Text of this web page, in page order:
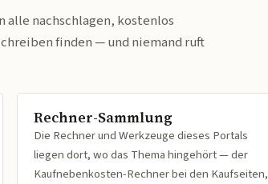
alle nachschlagen, kostenlos
finden — und niemand ruft
Rechner-Sammlung
Die Rechner und Werkzeuge dieses Portals
liegen dort, wo das Thema hingehört — der
Kaufnebenkosten-Rechner bei den Kaufseiten,